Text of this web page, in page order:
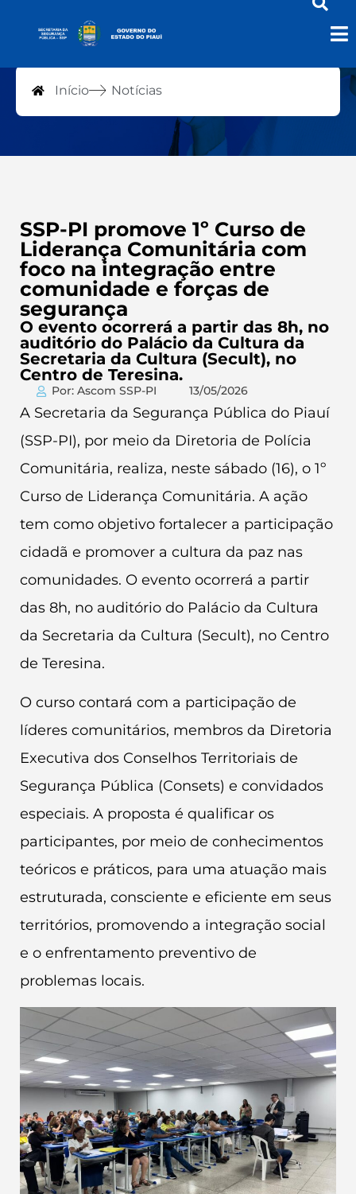
Notícias
Início Notícias
SSP-PI promove 1º Curso de
Liderança Comunitária com
foco na integração entre
comunidade e forças de
segurança
O evento ocorrerá a partir das 8h, no
auditório do Palácio da Cultura da
Secretaria da Cultura (Secult), no
Centro de Teresina.
Por: Ascom SSP-PI 13/05/2026
A Secretaria da Segurança Pública do Piauí
(SSP-PI), por meio da Diretoria de Polícia
Comunitária, realiza, neste sábado (16), o 1º
Curso de Liderança Comunitária. A ação
tem como objetivo fortalecer a participação
cidadã e promover a cultura da paz nas
comunidades. O evento ocorrerá a partir
das 8h, no auditório do Palácio da Cultura
da Secretaria da Cultura (Secult), no Centro
de Teresina.
O curso contará com a participação de
líderes comunitários, membros da Diretoria
Executiva dos Conselhos Territoriais de
Segurança Pública (Consets) e convidados
especiais. A proposta é qualificar os
participantes, por meio de conhecimentos
teóricos e práticos, para uma atuação mais
estruturada, consciente e eficiente em seus
territórios, promovendo a integração social
e o enfrentamento preventivo de
problemas locais.